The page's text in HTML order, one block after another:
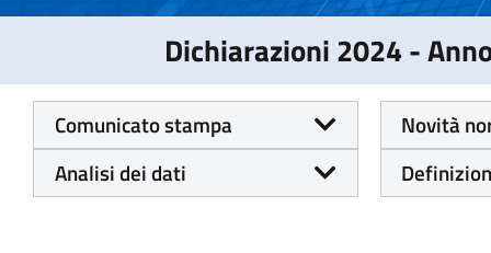
Dichiarazioni 2024 -
Comunicato stampa
Novità
Analisi dei dati